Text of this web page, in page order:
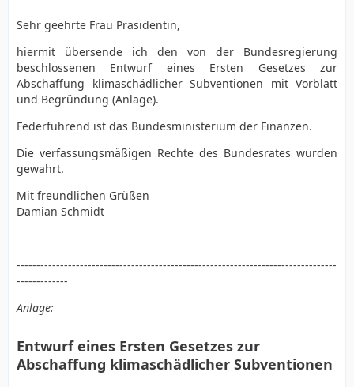
Sehr geehrte Frau Präsidentin,
hiermit übersende ich den von der Bundesregierung
beschlossenen Entwurf eines Ersten Gesetzes zur
Abschaffung klimaschädlicher Subventionen mit Vorblatt
und Begründung (Anlage).
Federführend ist das Bundesministerium der Finanzen.
Die verfassungsmäßigen Rechte des Bundesrates wurden
gewahrt.
Mit freundlichen Grüßen
Damian Schmidt
---------------------------------------------------------------------------------
-------------
Anlage:
Entwurf eines Ersten Gesetzes zur
Abschaffung klimaschädlicher Subventionen